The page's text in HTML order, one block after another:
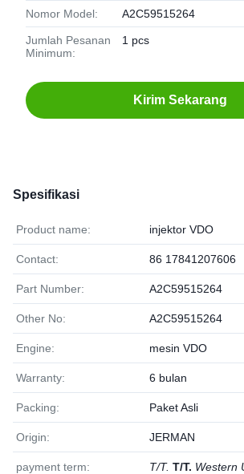
Nomor Model: A2C59515264
Jumlah Pesanan
Minimum:
1 pcs
Kirim Sekarang
Spesifikasi
Product name: injektor VDO
Contact: 86 17841207606
Part Number: A2C59515264
Other No: A2C59515264
Engine: mesin VDO
Warranty: 6 bulan
Packing: Paket Asli
Origin: JERMAN
payment term: T/T. T/T. Western